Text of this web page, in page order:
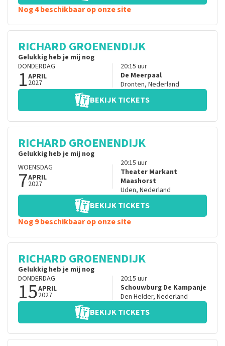
Nog 4 beschikbaar op onze site
RICHARD GROENENDIJK
Gelukkig heb je mij nog
DONDERDAG
1APRIL
2027
20:15 uur
De Meerpaal
Dronten, Nederland
BEKIJK TICKETS
RICHARD GROENENDIJK
Gelukkig heb je mij nog
WOENSDAG
7APRIL
2027
20:15 uur
Theater Markant
Maashorst
Uden, Nederland
BEKIJK TICKETS
Nog 9 beschikbaar op onze site
RICHARD GROENENDIJK
Gelukkig heb je mij nog
DONDERDAG
15APRIL
2027
20:15 uur
Schouwburg De Kampanje
Den Helder, Nederland
BEKIJK TICKETS